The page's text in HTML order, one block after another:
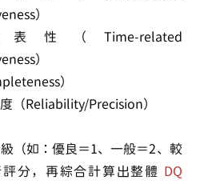
）
性（Time-related
）
）
（Reliability/Precision）
（如：優良＝1、一般＝2、較
分，再綜合計算出整體 DQ